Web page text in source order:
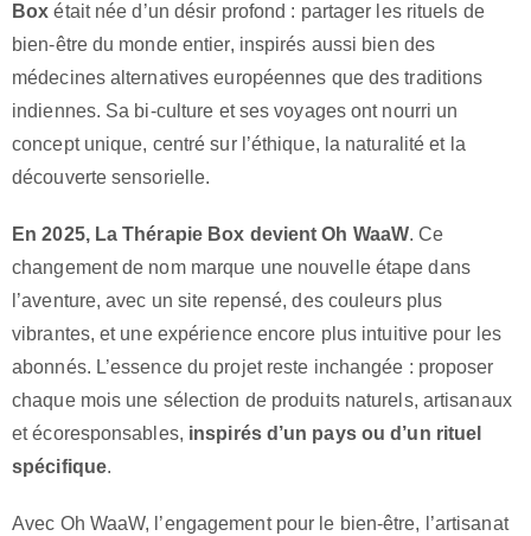
Box était née d’un désir profond : partager les rituels de
bien-être du monde entier, inspirés aussi bien des
médecines alternatives européennes que des traditions
indiennes. Sa bi-culture et ses voyages ont nourri un
concept unique, centré sur l’éthique, la naturalité et la
découverte sensorielle.
En 2025, La Thérapie Box devient Oh WaaW. Ce
changement de nom marque une nouvelle étape dans
l’aventure, avec un site repensé, des couleurs plus
vibrantes, et une expérience encore plus intuitive pour les
abonnés. L’essence du projet reste inchangée : proposer
chaque mois une sélection de produits naturels, artisanaux
et écoresponsables, inspirés d’un pays ou d’un rituel
spécifique.
Avec Oh WaaW, l’engagement pour le bien-être, l’artisanat